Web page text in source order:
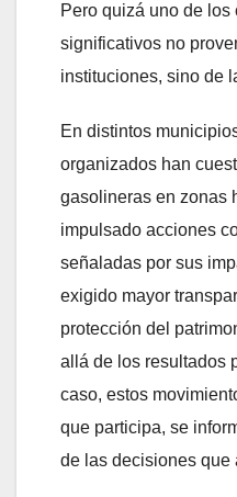
Pero quizá uno de los
significativos no
instituciones, sino de
En distintos
organizados han
gasolineras en zonas
impulsado acciones
señaladas por sus
exigido mayor
protección del
allá de los resultados
caso, estos
que participa, se
de las decisiones que